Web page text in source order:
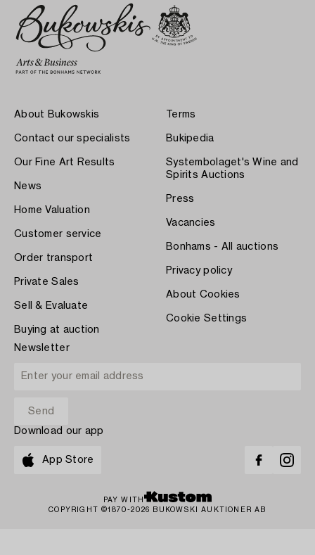
About Bukowskis
Contact our specialists
Our Fine Art Results
News
Home Valuation
Customer service
Order transport
Private Sales
Sell & Evaluate
Buying at auction
Terms
Bukipedia
Systembolaget's Wine and
Spirits Auctions
Press
Vacancies
Bonhams - All auctions
Privacy policy
About Cookies
Cookie Settings
Newsletter
Download our app
App Store
PAY WITH
COPYRIGHT ©1870-2026 BUKOWSKI AUKTIONER AB